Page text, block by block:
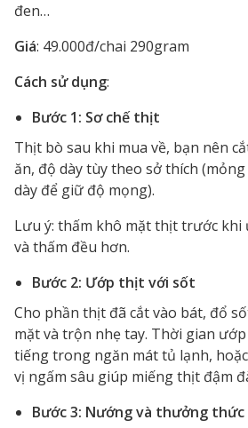
đen…
Giá: 49.000đ/chai 290gram
Cách sử dụng:
Bước 1: Sơ chế thịt
Thịt bò sau khi mua về, bạn nên
ăn, độ dày tùy theo sở thích
dày để giữ độ mọng).
Lưu ý: thấm khô mặt thịt trước khi
và thấm đều hơn.
Bước 2: Ướp thịt với sốt
Cho phần thịt đã cắt vào bát, đổ
mặt và trộn nhẹ tay. Thời gian
tiếng trong ngăn mát tủ lạnh,
vị ngấm sâu giúp miếng thịt đậm
Bước 3: Nướng và thưởng thức